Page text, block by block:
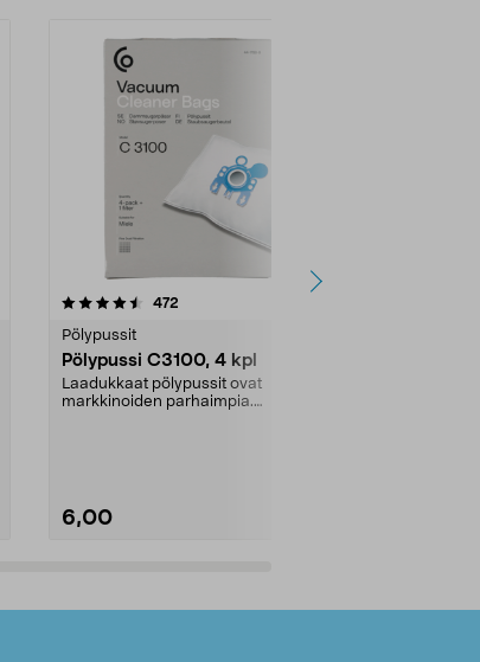
472
Pölypussit
Pölypussi C3100, 4 kpl
Laadukkaat pölypussit ovat
markkinoiden parhaimpia.
6,00
4.5viidestä